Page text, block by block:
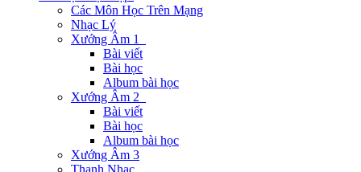
Các Môn Học Trên Mạng
Nhạc Lý
Xướng Âm 1
Bài viết
Bài học
Album bài học
Xướng Âm 2
Bài viết
Bài học
Album bài học
Xướng Âm 3
Thanh Nhạc